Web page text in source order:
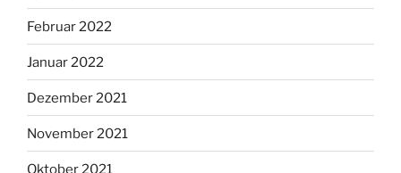
Februar 2022
Januar 2022
Dezember 2021
November 2021
Oktober 2021